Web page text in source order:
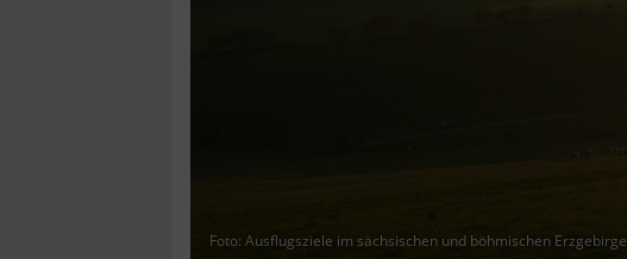
Foto: Ausflugsziele im sächsischen und böhmischen Erzgebirge